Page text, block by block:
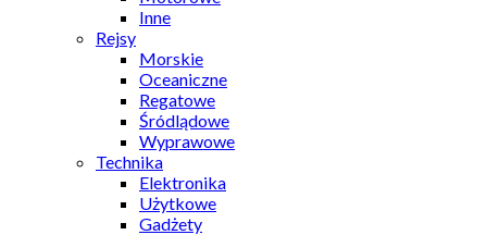
Inne
Rejsy
Morskie
Oceaniczne
Regatowe
Śródlądowe
Wyprawowe
Technika
Elektronika
Użytkowe
Gadżety